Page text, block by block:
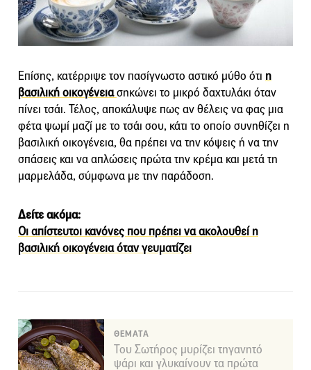
Επίσης, κατέρριψε τον πασίγνωστο αστικό μύθο ότι η
βασιλική οικογένειασηκώνει το μικρό δαχτυλάκι όταν
πίνει τσάι. Τέλος, αποκάλυψε πως αν θέλεις να φας μια
φέτα ψωμί μαζί με το τσάι σου, κάτι το οποίο συνηθίζει η
βασιλική οικογένεια, θα πρέπει να την κόψεις ή να την
σπάσεις και να απλώσεις πρώτα την κρέμα και μετά τη
μαρμελάδα, σύμφωνα με την παράδοση.
Δείτε ακόμα:
Οι απίστευτοι κανόνες που πρέπει να ακολουθεί η
βασιλική οικογένεια όταν γευματίζει
ΘΕΜΑΤΑ
Του Σωτήρος μυρίζει τηγανητό
ψάρι και γλυκαίνουν τα πρώτα